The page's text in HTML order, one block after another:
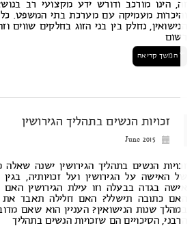
הינו מורכב ודורש ידע מקצועי רב
מעמיקה עם מערכת בתי המשפט. כל
נחלק בין בני הזוג בחלקים שווים
המשך קריאה
זכויות הנשים בתהליך הגירושין
June 2015
הנשים בתהליך הגירושין ישנה שאלה
האישה על הגירושין ועל זכויותיה, בגין
בגדה בבעלה וזו עילת הגירושין האם
כתובה תישלל? האם חלילה תאבד את
שנות הנישואין? העניין הוא שאם מדובר
הסיכויים הם שזכויות הנשים בתהליך